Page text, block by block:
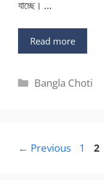
যাচ্ছে। …
Read more
Categories
Bangla Choti
← Previous Page
1 2